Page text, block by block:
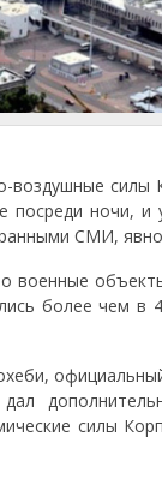
силы
посреди ночи,
СМИ,
военные
более чем в
силы